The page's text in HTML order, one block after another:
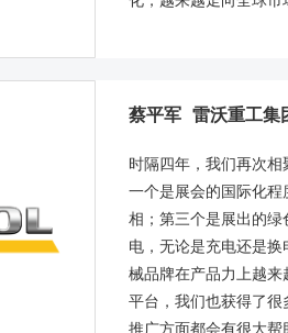
蔡平军 雷沃重工集
时隔四年，我们再次相
一个是展会的国际化
相；第三个是展出的
电，无论是充电还是
械品牌在产品力上越来
平台，我们也获得了
推广方面都会有很大帮